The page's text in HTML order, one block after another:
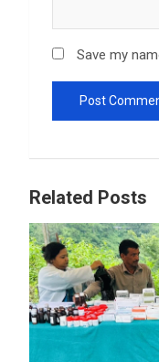
Save my
Related Posts